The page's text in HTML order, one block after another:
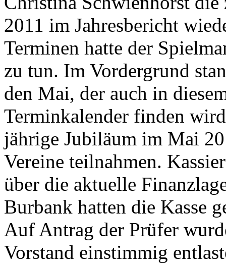
2011 im Jahresbericht
Terminen hatte der
zu tun. Im Vordergrund
den Mai, der auch in
Terminkalender finden
jährige Jubiläum im Mai
Vereine teilnahmen.
über die aktuelle
Burbank hatten die Kasse
Auf Antrag der Prüfer
Vorstand einstimmig